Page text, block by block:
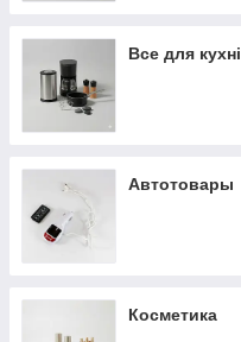
Все для кухні
Автотовары
Косметика